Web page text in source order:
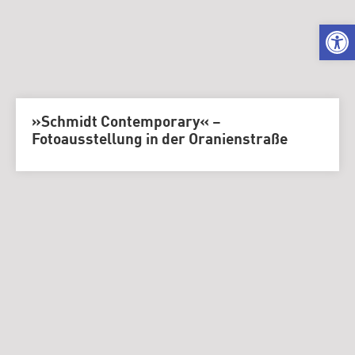
»Schmidt Contemporary« –
Fotoausstellung in der Oranienstraße